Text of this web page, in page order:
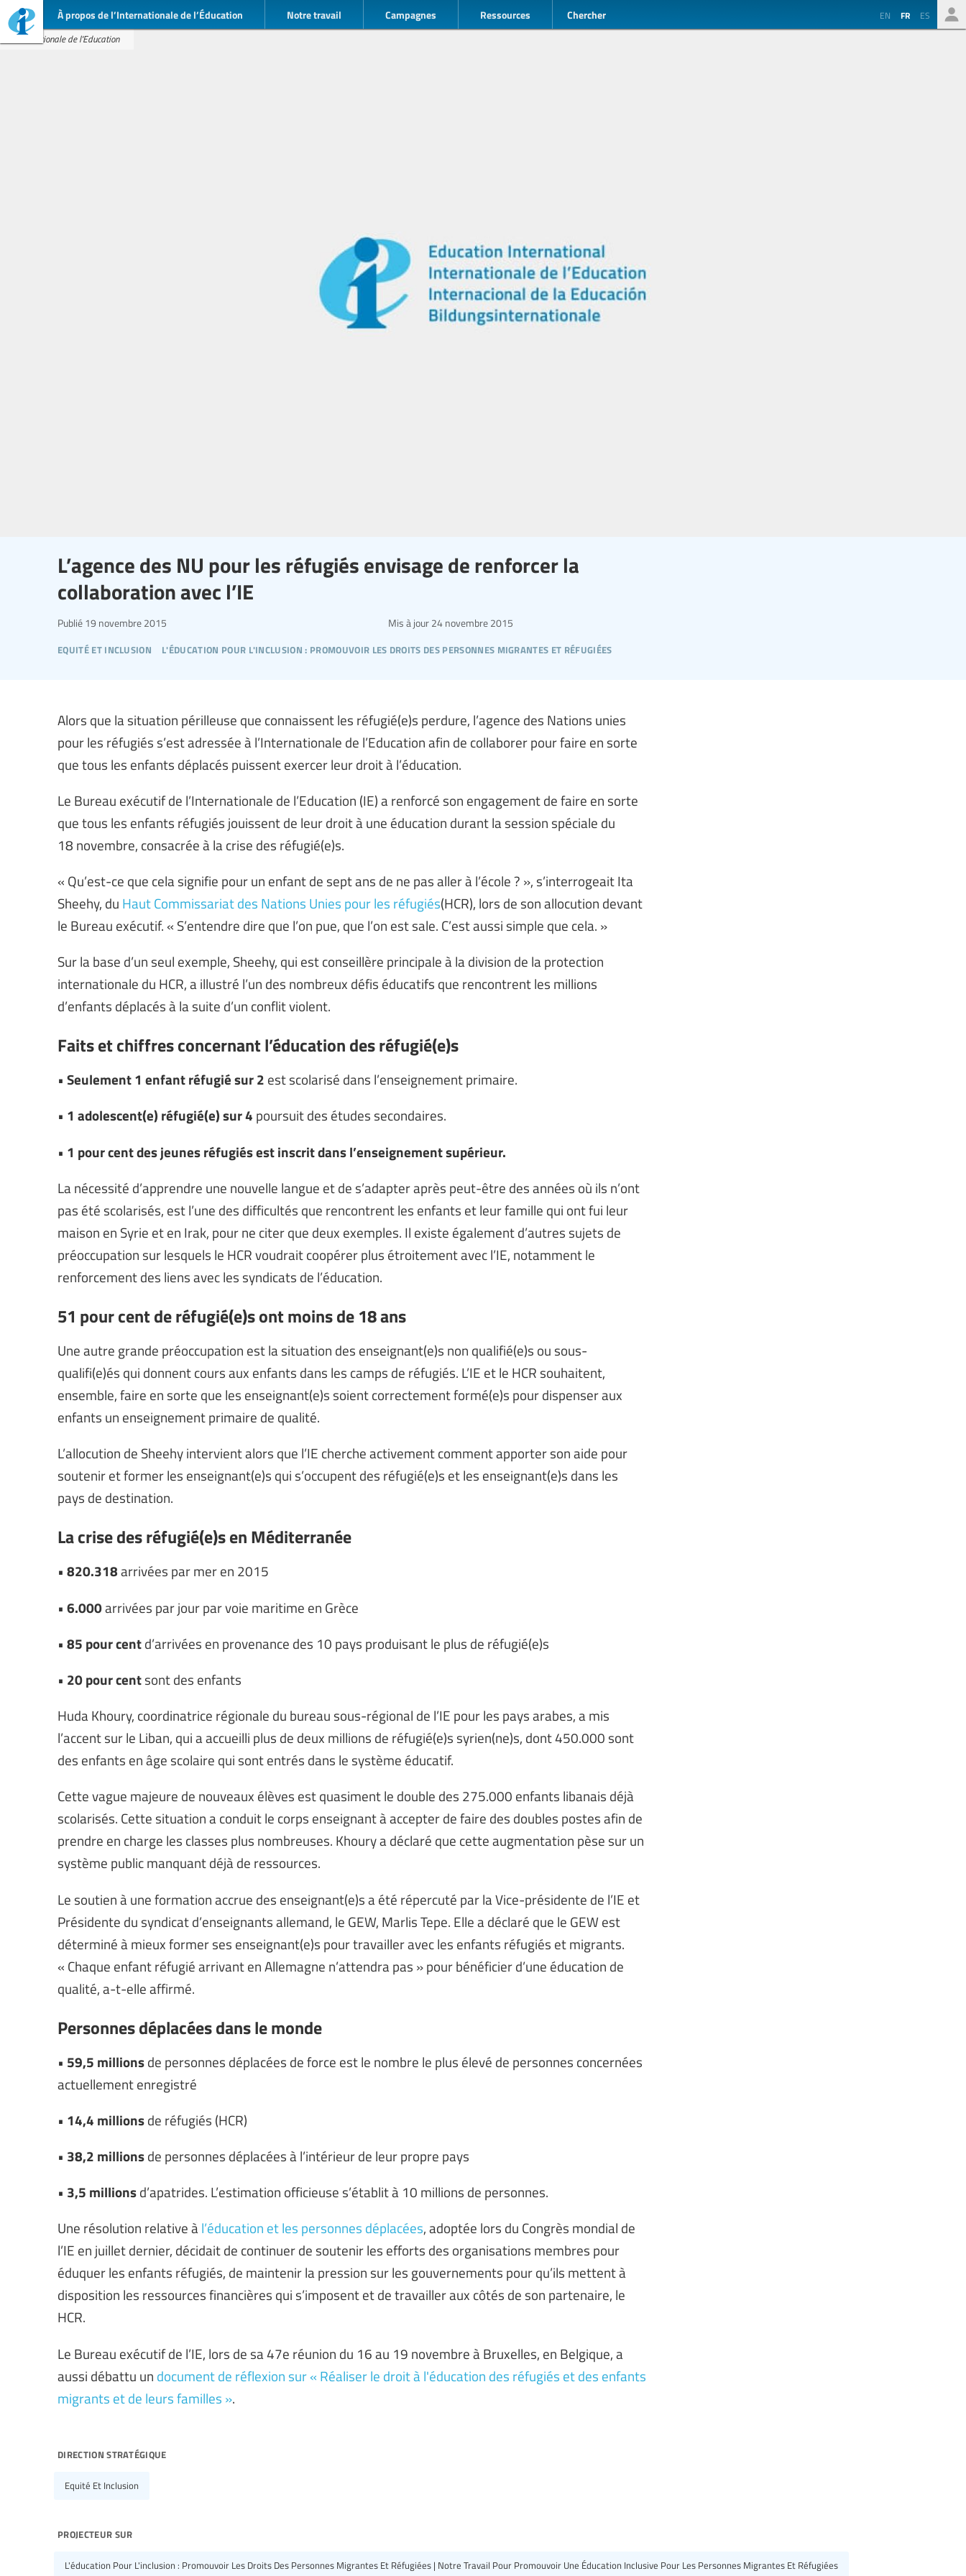
À propos de l’Internationale de l’Éducation Notre travail Campagnes Ressources Chercher EN FR ES
Internationale de l'Education
L’agence des NU pour les réfugiés envisage de renforcer la
collaboration avec l’IE
equité et inclusion l'éducation pour l'inclusion : promouvoir les droits des personnes migrantes et réfugiées
Publié 19 novembre 2015 Mis à jour 24 novembre 2015
Alors que la situation périlleuse que connaissent les réfugié(e)s perdure, l’agence des Nations unies
pour les réfugiés s’est adressée à l’Internationale de l’Education afin de collaborer pour faire en sorte
que tous les enfants déplacés puissent exercer leur droit à l’éducation.
Le Bureau exécutif de l’Internationale de l’Education (IE) a renforcé son engagement de faire en sorte
que tous les enfants réfugiés jouissent de leur droit à une éducation durant la session spéciale du
18 novembre, consacrée à la crise des réfugié(e)s.
« Qu’est-ce que cela signifie pour un enfant de sept ans de ne pas aller à l’école ? », s’interrogeait Ita
Sheehy, du Haut Commissariat des Nations Unies pour les réfugiés(HCR), lors de son allocution devant
le Bureau exécutif. « S’entendre dire que l’on pue, que l’on est sale. C’est aussi simple que cela. »
Sur la base d’un seul exemple, Sheehy, qui est conseillère principale à la division de la protection
internationale du HCR, a illustré l’un des nombreux défis éducatifs que rencontrent les millions
d’enfants déplacés à la suite d’un conflit violent.
Faits et chiffres concernant l’éducation des réfugié(e)s
• Seulement 1 enfant réfugié sur 2 est scolarisé dans l’enseignement primaire.
• 1 adolescent(e) réfugié(e) sur 4 poursuit des études secondaires.
• 1 pour cent des jeunes réfugiés est inscrit dans l’enseignement supérieur.
La nécessité d’apprendre une nouvelle langue et de s’adapter après peut-être des années où ils n’ont
pas été scolarisés, est l’une des difficultés que rencontrent les enfants et leur famille qui ont fui leur
maison en Syrie et en Irak, pour ne citer que deux exemples. Il existe également d’autres sujets de
préoccupation sur lesquels le HCR voudrait coopérer plus étroitement avec l’IE, notamment le
renforcement des liens avec les syndicats de l’éducation.
51 pour cent de réfugié(e)s ont moins de 18 ans
Une autre grande préoccupation est la situation des enseignant(e)s non qualifié(e)s ou sous-
qualifi(e)és qui donnent cours aux enfants dans les camps de réfugiés. L’IE et le HCR souhaitent,
ensemble, faire en sorte que les enseignant(e)s soient correctement formé(e)s pour dispenser aux
enfants un enseignement primaire de qualité.
L’allocution de Sheehy intervient alors que l’IE cherche activement comment apporter son aide pour
soutenir et former les enseignant(e)s qui s’occupent des réfugié(e)s et les enseignant(e)s dans les
pays de destination.
La crise des réfugié(e)s en Méditerranée
• 820.318arrivées par mer en 2015
• 6.000arrivées par jour par voie maritime en Grèce
• 85 pour centd’arrivées en provenance des 10 pays produisant le plus de réfugié(e)s
• 20 pour centsont des enfants
Huda Khoury, coordinatrice régionale du bureau sous-régional de l’IE pour les pays arabes, a mis
l’accent sur le Liban, qui a accueilli plus de deux millions de réfugié(e)s syrien(ne)s, dont 450.000 sont
des enfants en âge scolaire qui sont entrés dans le système éducatif.
Cette vague majeure de nouveaux élèves est quasiment le double des 275.000 enfants libanais déjà
scolarisés. Cette situation a conduit le corps enseignant à accepter de faire des doubles postes afin de
prendre en charge les classes plus nombreuses. Khoury a déclaré que cette augmentation pèse sur un
système public manquant déjà de ressources.
Le soutien à une formation accrue des enseignant(e)s a été répercuté par la Vice-présidente de l’IE et
Présidente du syndicat d’enseignants allemand, le GEW, Marlis Tepe. Elle a déclaré que le GEW est
déterminé à mieux former ses enseignant(e)s pour travailler avec les enfants réfugiés et migrants.
« Chaque enfant réfugié arrivant en Allemagne n’attendra pas » pour bénéficier d’une éducation de
qualité, a-t-elle affirmé.
Personnes déplacées dans le monde
• 59,5 millionsde personnes déplacées de force est le nombre le plus élevé de personnes concernées
actuellement enregistré
• 14,4 millionsde réfugiés (HCR)
• 38,2 millionsde personnes déplacées à l’intérieur de leur propre pays
• 3,5 millionsd’apatrides. L’estimation officieuse s’établit à 10 millions de personnes.
Une résolution relative àl’éducation et les personnes déplacées, adoptée lors du Congrès mondial de
l’IE en juillet dernier, décidait de continuer de soutenir les efforts des organisations membres pour
éduquer les enfants réfugiés, de maintenir la pression sur les gouvernements pour qu’ils mettent à
disposition les ressources financières qui s’imposent et de travailler aux côtés de son partenaire, le
HCR.
Le Bureau exécutif de l’IE, lors de sa 47e réunion du 16 au 19 novembre à Bruxelles, en Belgique, a
aussi débattu un document de réflexion sur « Réaliser le droit à l'éducation des réfugiés et des enfants
migrants et de leurs familles ».
direction stratégique
Equité Et Inclusion
projecteur sur
L'éducation Pour L'inclusion : Promouvoir Les Droits Des Personnes Migrantes Et Réfugiées | Notre Travail Pour Promouvoir Une Éducation Inclusive Pour Les Personnes Migrantes Et Réfugiées